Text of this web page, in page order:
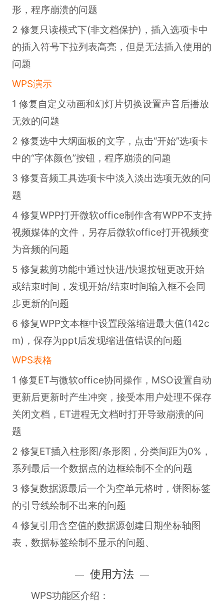
形，程序崩溃的问题
2 修复只读模式下(非文档保护)，插入选项卡中
的插入符号下拉列表高亮，但是无法插入使用的
问题
WPS演示
1 修复自定义动画和幻灯片切换设置声音后播放
无效的问题
2 修复选中大纲面板的文字，点击“开始”选项卡
中的“字体颜色”按钮，程序崩溃的问题
3 修复音频工具选项卡中淡入淡出选项无效的问
题
4 修复WPP打开微软office制作含有WPP不支持
视频媒体的文件，另存后微软office打开视频变
为音频的问题
5 修复裁剪功能中通过快进/快退按钮更改开始
或结束时间，发现开始/结束时间输入框不会同
步更新的问题
6 修复WPP文本框中设置段落缩进最大值(142c
m)，保存为ppt后发现缩进值错误的问题
WPS表格
1 修复ET与微软office协同操作，MSO设置自动
更新后更新时产生冲突，接受本用户处理不保存
关闭文档，ET进程无文档时打开导致崩溃的问
题
2 修复ET插入柱形图/条形图，分类间距为0%，
系列最后一个数据点的边框绘制不全的问题
3 修复数据源最后一个为空单元格时，饼图标签
的引导线绘制不出来的问题
4 修复引用含空值的数据源创建日期坐标轴图
表，数据标签绘制不显示的问题、
使用方法
WPS功能区介绍：